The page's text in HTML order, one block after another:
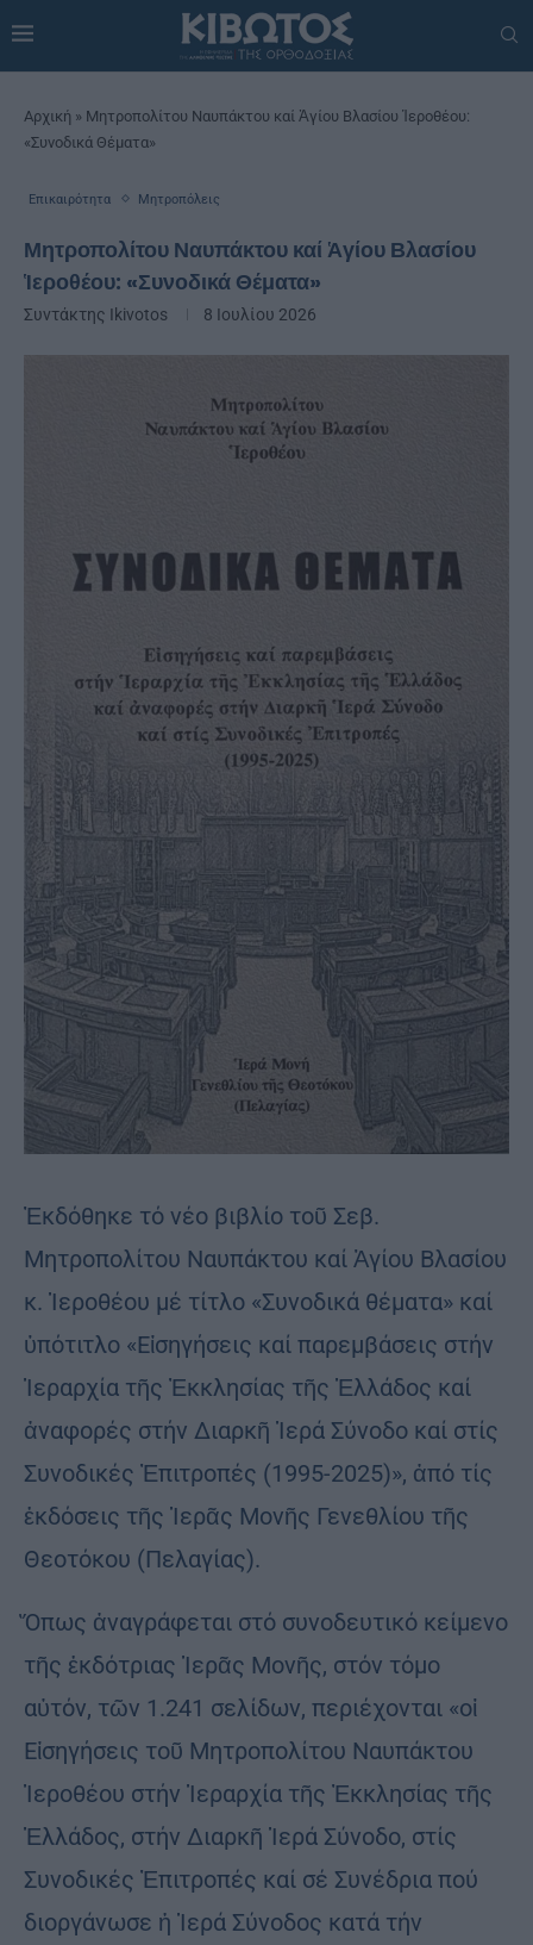
Αρχική » Μητροπολίτου Ναυπάκτου καί Ἁγίου Βλασίου Ἱεροθέου:
«Συνοδικά Θέματα»
Επικαιρότητα Μητροπόλεις
Μητροπολίτου Ναυπάκτου καί Ἁγίου Βλασίου
Ἱεροθέου: «Συνοδικά Θέματα»
Συντάκτης Ikivotos 8 Ιουλίου 2026
Ἐκδόθηκε τό νέο βιβλίο τοῦ Σεβ.
Μητροπολίτου Ναυπάκτου καί Ἁγίου Βλασίου
κ. Ἱεροθέου μέ τίτλο «Συνοδικά θέματα» καί
ὑπότιτλο «Εἰσηγήσεις καί παρεμβάσεις στήν
Ἱεραρχία τῆς Ἐκκλησίας τῆς Ἑλλάδος καί
ἀναφορές στήν Διαρκῆ Ἱερά Σύνοδο καί στίς
Συνοδικές Ἐπιτροπές (1995-2025)», ἀπό τίς
ἐκδόσεις τῆς Ἱερᾶς Μονῆς Γενεθλίου τῆς
Θεοτόκου (Πελαγίας).
Ὅπως ἀναγράφεται στό συνοδευτικό κείμενο
τῆς ἐκδότριας Ἱερᾶς Μονῆς, στόν τόμο
αὐτόν, τῶν 1.241 σελίδων, περιέχονται «οἱ
Εἰσηγήσεις τοῦ Μητροπολίτου Ναυπάκτου
Ἱεροθέου στήν Ἱεραρχία τῆς Ἐκκλησίας τῆς
Ἑλλάδος, στήν Διαρκῆ Ἱερά Σύνοδο, στίς
Συνοδικές Ἐπιτροπές καί σέ Συνέδρια πού
διοργάνωσε ἡ Ἱερά Σύνοδος κατά τήν